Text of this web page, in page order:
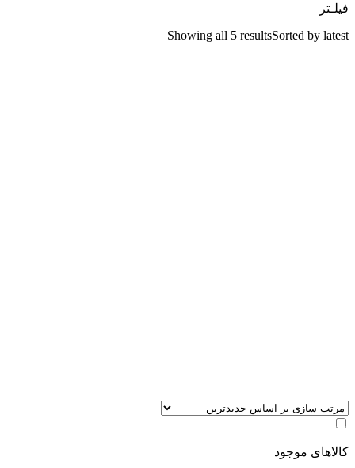
فیلـتر
Showing all 5 resultsSorted by latest
کالاهای موجود